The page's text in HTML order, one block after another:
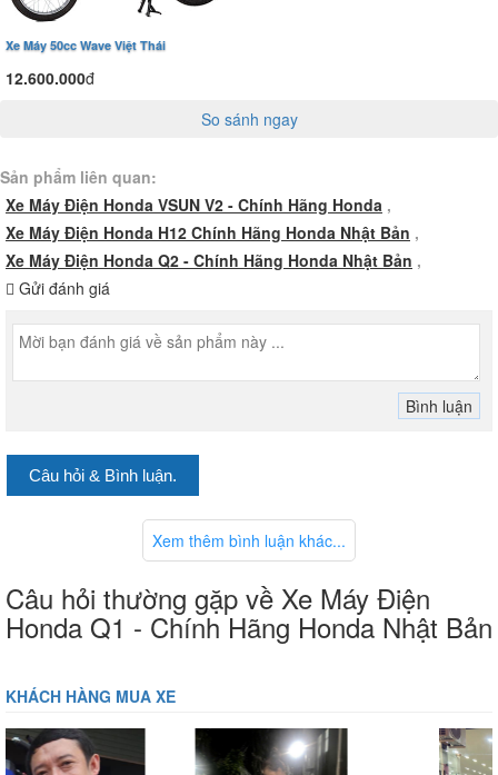
Xe Máy 50cc Wave Việt Thái
12.600.000đ
So sánh ngay
Sản phẩm liên quan:
Xe Máy Điện Honda VSUN V2 - Chính Hãng Honda ,
Xe Máy Điện Honda H12 Chính Hãng Honda Nhật Bản ,
Xe Máy Điện Honda Q2 - Chính Hãng Honda Nhật Bản ,
Gửi đánh giá
Câu hỏi & Bình luận.
Xem thêm bình luận khác...
Câu hỏi thường gặp về Xe Máy Điện
Honda Q1 - Chính Hãng Honda Nhật Bản
KHÁCH HÀNG MUA XE